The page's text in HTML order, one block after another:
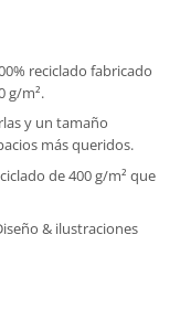
reciclado fabricado
g/m².
y un tamaño
más queridos.
de 400 g/m² que
& ilustraciones